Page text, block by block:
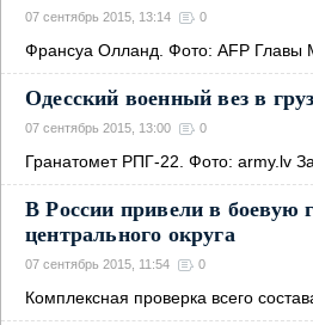
07 сентябрь 2015, 13:14 0
Франсуа Олланд. Фото: AFP Главы
Одесский военный вез в
07 сентябрь 2015, 13:00 0
Гранатомет РПГ-22. Фото: army.lv
В России привели в боевую
центрального округа
07 сентябрь 2015, 11:54 0
Комплексная проверка всего